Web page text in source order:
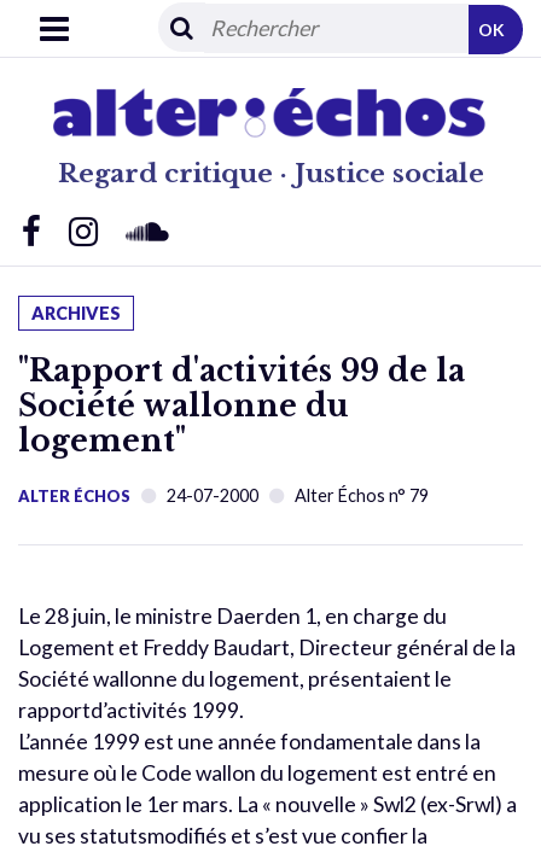
Regard critique · Justice sociale
OK
ARCHIVES
"Rapport d'activités 99 de la
Société wallonne du
logement"
ALTER ÉCHOS 24-07-2000 Alter Échos n° 79
Le 28 juin, le ministre Daerden 1, en charge du
Logement et Freddy Baudart, Directeur général de la
Société wallonne du logement, présentaient le
rapportd’activités 1999.
L’année 1999 est une année fondamentale dans la
mesure où le Code wallon du logement est entré en
application le 1er mars. La « nouvelle » Swl2 (ex-Srwl) a
vu ses statutsmodifiés et s’est vue confier la